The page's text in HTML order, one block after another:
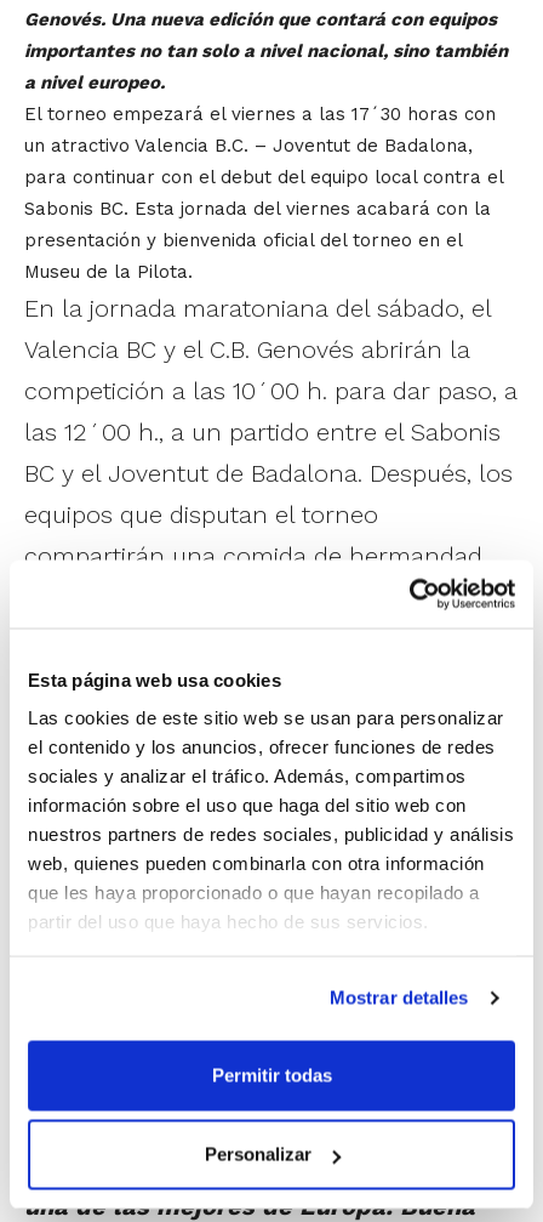
Esta página web usa cookies
Las cookies de este sitio web se usan para personalizar
el contenido y los anuncios, ofrecer funciones de redes
sociales y analizar el tráfico. Además, compartimos
información sobre el uso que haga del sitio web con
nuestros partners de redes sociales, publicidad y análisis
web, quienes pueden combinarla con otra información
que les haya proporcionado o que hayan recopilado a
partir del uso que haya hecho de sus servicios.
Mostrar detalles
Permitir todas
Personalizar
Genovés. Una nueva edición que contará con equipos
importantes no tan solo a nivel nacional, sino también
a nivel europeo.
El torneo empezará el viernes a las 17´30 horas con
un atractivo Valencia B.C. – Joventut de Badalona,
para continuar con el debut del equipo local contra el
Sabonis BC. Esta jornada del viernes acabará con la
presentación y bienvenida oficial del torneo en el
Museu de la Pilota.
En la jornada maratoniana del sábado, el
Valencia BC y el C.B. Genovés abrirán la
competición a las 10´00 h. para dar paso, a
las 12´00 h., a un partido entre el Sabonis
BC y el Joventut de Badalona. Después, los
equipos que disputan el torneo
compartirán una comida de hermandad
Genovés y al Joventut de Badalona, y
posteriormente al Valencia BC y al Sabonis
BC, con el que ya se decidirán los partidos
del domingo, donde a las 12´00 h. será la
gran final.
El evento, en el que como siempre el C.B.
coincide este año además con el 20
aniverario del Club."Es una buena
oportunidad de ver el puro baloncesto
de formación, con tres de las mejores
canteras del país y este año también
una de las mejores de Europa. Buena